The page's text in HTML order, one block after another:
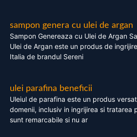
sampon genera cu ulei de argan
Sampon Genereaza cu Ulei de Argan
Ulei de Argan este un produs de
Italia de brandul Sereni
ulei parafina beneficii
Uleiul de parafina este un produs
domenii, inclusiv in ingrijirea si tratarea
sunt remarcabile si nu ar